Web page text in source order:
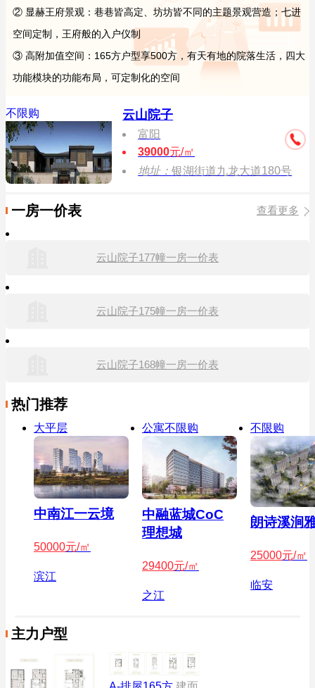
② 显赫王府景观：巷巷皆高定、坊坊皆不同的主题景观营造；七进
空间定制，王府般的入户仪制
③ 高附加值空间：165方户型享500方，有天有地的院落生活，四大
功能模块的功能布局，可定制化的空间
不限购 云山院子
富阳
39000元/㎡
地址：银湖街道九龙大道180号
一房一价表 查看更多
云山院子177幢一房一价表
云山院子175幢一房一价表
云山院子168幢一房一价表
热门推荐
大平层
中南江一云境
50000元/㎡
滨江
公寓不限购
中融蓝城CoC
理想城
29400元/㎡
之江
不限购
朗诗溪涧
25000元/㎡
临安
主力户型